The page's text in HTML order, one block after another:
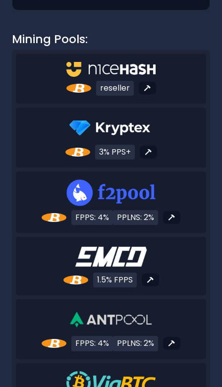
Mining Pools:
reseller
3% PPS+
FPPS: 4% PPLNS: 2%
1.5% FPPS
FPPS: 4% PPLNS: 2%